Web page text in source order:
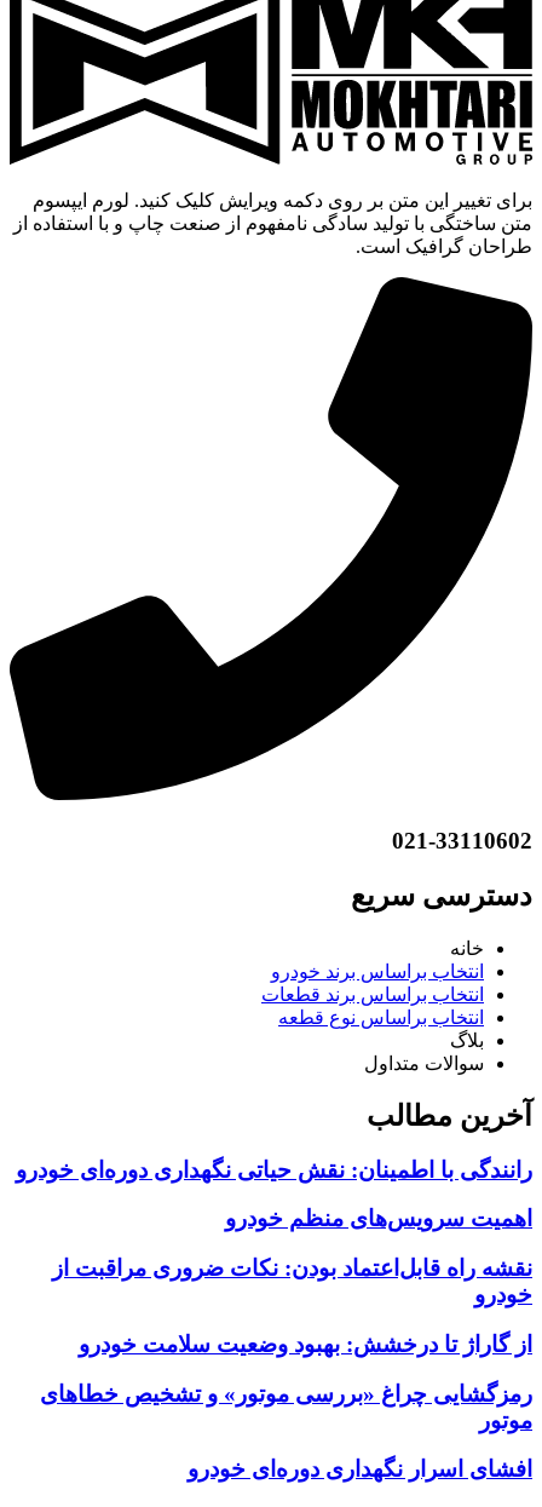
برای تغییر این متن بر روی دکمه ویرایش کلیک کنید. لورم ایپسوم
متن ساختگی با تولید سادگی نامفهوم از صنعت چاپ و با استفاده از
طراحان گرافیک است.
021-33110602
دسترسی سریع
خانه
انتخاب براساس برند خودرو
انتخاب براساس برند قطعات
انتخاب براساس نوع قطعه
بلاگ
سوالات متداول
آخرین مطالب
رانندگی با اطمینان: نقش حیاتی نگهداری دوره‌ای خودرو
اهمیت سرویس‌های منظم خودرو
نقشه راه قابل‌اعتماد بودن: نکات ضروری مراقبت از
خودرو
از گاراژ تا درخشش: بهبود وضعیت سلامت خودرو
رمزگشایی چراغ «بررسی موتور» و تشخیص خطاهای
موتور
افشای اسرار نگهداری دوره‌ای خودرو